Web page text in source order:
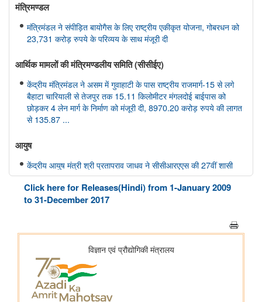
मंत्रिमण्‍डल
मंत्रिमंडल ने संपीड़ित बायोगैस के लिए राष्ट्रीय एकीकृत योजना, गोबरधन को
23,731 करोड़ रुपये के परिव्यय के साथ मंजूरी दी
आर्थिक मामलों की मंत्रिमण्‍डलीय समिति (सीसीईए)
केंद्रीय मंत्रिमंडल ने असम में गुवाहाटी के पास राष्ट्रीय राजमार्ग-15 से लगे
बैहाटा चारियाली से तेजपुर तक 15.11 किलोमीटर मंगलदोई बाईपास को
छोड़कर 4 लेन मार्ग के निर्माण को मंजूरी दी, 8970.20 करोड़ रुपये की लागत
से 135.87 ...
आयुष
केंद्रीय आयुष मंत्री श्री प्रतापराव जाधव ने सीसीआरएएस की 27वीं शासी
निकाय बैठक की अध्यक्षता की
अंतरिक्ष विभाग
डॉ. जितेंद्र सिंह ने राज्यसभा को गगनयान मिशन और भारत के मानव अंतरिक्ष
अन्वेषण रोडमैप की प्रमुख उपलब्धियों की जानकारी दी
संसद प्रश्न: वैश्विक प्रक्षेपण बाजार में भारत की स्थिति
संसद प्रश्न: अंतरिक्ष प्रौद्योगिकी का विकास
संसद प्रश्न: जम्मू-कश्मीर में इसरो समर्थित अंतरिक्ष प्रौद्योगिकी के अनुप्रयोग
Click here for Releases(Hindi) from 1-January 2009
to 31-December 2017